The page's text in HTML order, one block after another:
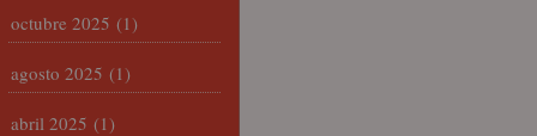
octubre 2025 (1)
agosto 2025 (1)
abril 2025 (1)